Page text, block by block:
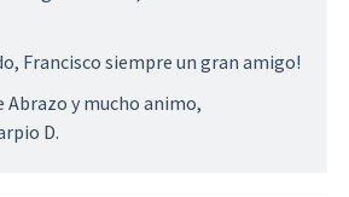
Francisco siempre un gran amigo!
Abrazo y mucho animo,
D.